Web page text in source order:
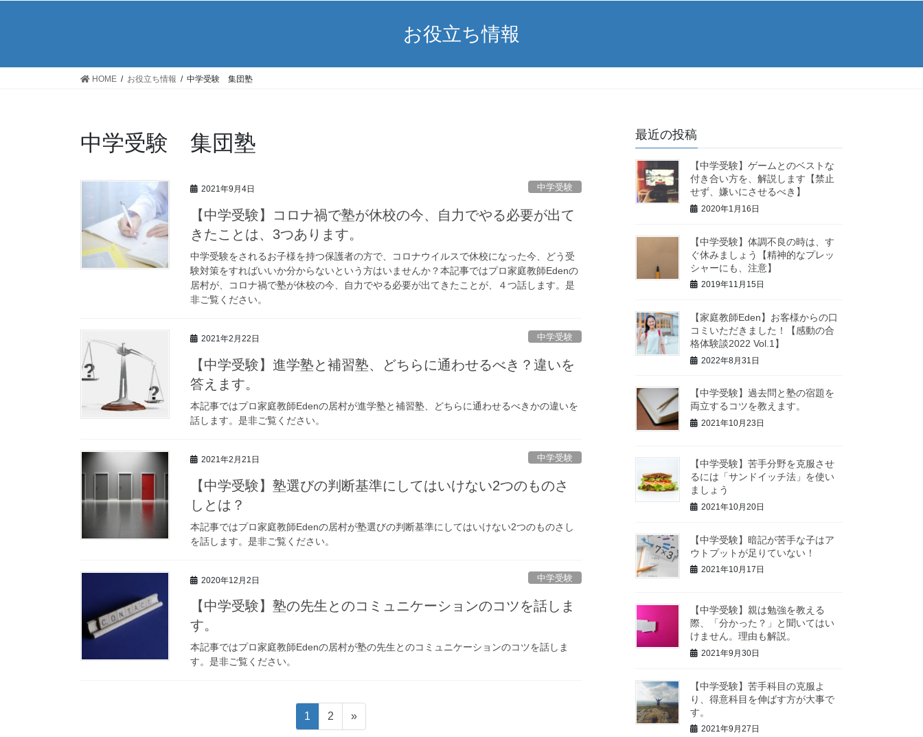
お役立ち情報
HOME お役立ち情報 中学受験 集団塾
中学受験 集団塾
2021年9月4日 中学受験
【中学受験】コロナ禍で塾が休校の今、自力でやる必要が出て
きたことは、3つあります。
中学受験をされるお子様を持つ保護者の方で、コロナウイルスで休校になった今、どう受
験対策をすればいいか分からないという方はいませんか？本記事ではプロ家庭教師Edenの
居村が、コロナ禍で塾が休校の今、自力でやる必要が出てきたことが、４つ話します。是
非ご覧ください。
2021年2月22日 中学受験
【中学受験】進学塾と補習塾、どちらに通わせるべき？違いを
答えます。
本記事ではプロ家庭教師Edenの居村が進学塾と補習塾、どちらに通わせるべきかの違いを
話します。是非ご覧ください。
2021年2月21日 中学受験
【中学受験】塾選びの判断基準にしてはいけない2つのものさ
しとは？
本記事ではプロ家庭教師Edenの居村が塾選びの判断基準にしてはいけない2つのものさし
を話します。是非ご覧ください。
2020年12月2日 中学受験
【中学受験】塾の先生とのコミュニケーションのコツを話しま
す。
本記事ではプロ家庭教師Edenの居村が塾の先生とのコミュニケーションのコツを話しま
す。是非ご覧ください。
1 2 »
最近の投稿
【中学受験】ゲームとのベストな
付き合い方を、解説します【禁止
せず、嫌いにさせるべき】
2020年1月16日
【中学受験】体調不良の時は、す
ぐ休みましょう【精神的なプレッ
シャーにも、注意】
2019年11月15日
【家庭教師Eden】お客様からの口
コミいただきました！【感動の合
格体験談2022 Vol.1】
2022年8月31日
【中学受験】過去問と塾の宿題を
両立するコツを教えます。
2021年10月23日
【中学受験】苦手分野を克服させ
るには「サンドイッチ法」を使い
ましょう
2021年10月20日
【中学受験】暗記が苦手な子はア
ウトプットが足りていない！
2021年10月17日
【中学受験】親は勉強を教える
際、「分かった？」と聞いてはい
けません。理由も解説。
2021年9月30日
【中学受験】苦手科目の克服よ
り、得意科目を伸ばす方が大事で
す。
2021年9月27日